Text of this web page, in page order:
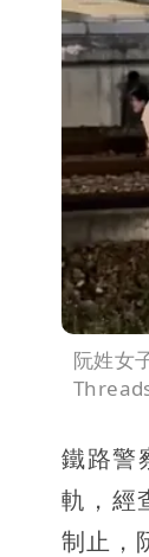
阮姓女
鐵路警
軌，經
制止，